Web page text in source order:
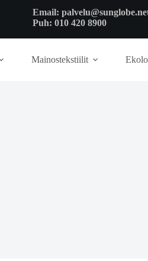
Email:
Puh: 010 420 8900
Mainostekstiilit